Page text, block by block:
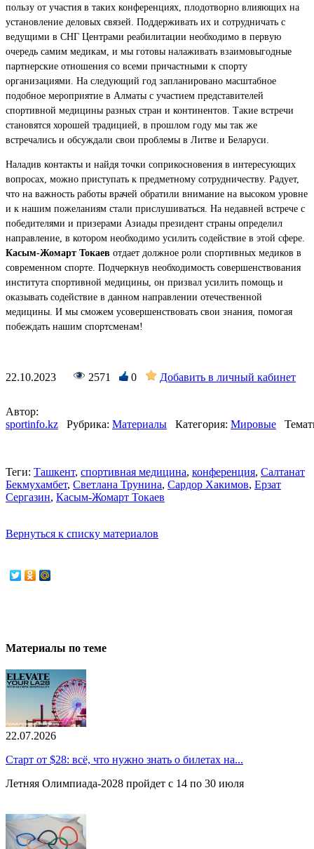
пользу от участия в таких конференциях, плодотворно влияющих на
установление деловых связей. Поддерживать их и сотрудничать с
ведущими в СНГ Центрами реабилитации необходимо в первую
очередь самим медикам, и мы готовы налаживать взаимовыгодные
партнерские отношения со всеми причастными к спорту
организациями. На следующий год запланировано масштабное
подобное мероприятие в Алматы с участием представителей
спортивной медицины разных стран и континентов. Такие встречи
становятся хорошей традицией, в прошлом году мы так же
встречались и обсуждали свои проблемы в Литве и Беларуси.
Наладив контакты и найдя точки соприкосновения в интересующих
вопросах, можно приступать к предметному сотрудничеству. Радует,
что на важность работы врачей обратили внимание на высоком уровне
и к нашим пожеланиям стали прислушиваться. На недавней встрече с
победителями и призерами Азиады президент страны определил
направление, в котором необходимо усилить содействие в этой сфере.
Касым-Жомарт Токаев отдает должное роли спортивных медиков в
современном спорте. Подчеркнув необходимость совершенствования
института спортивной медицины, он призвал усилить помощь и
оказывать содействие в данном направлении отечественной
медицины. И мы сможем усовершенствовать свои знания, помогая
побеждать нашим спортсменам!
22.10.2023 2571 0 Добавить в личный кабинет
Автор:
sportinfo.kz
Рубрика: Материалы Категория: Мировые
Теги: Ташкент, спортивная медицина, конференция, Салтанат
Бекмухамбет, Светлана Трунина, Сардор Хакимов, Ерзат
Сергазин, Касым-Жомарт Токаев
Вернуться к списку материалов
Материалы по теме
22.07.2026
Старт от $28: всё, что нужно знать о билетах на...
Летняя Олимпиада-2028 пройдет с 14 по 30 июля